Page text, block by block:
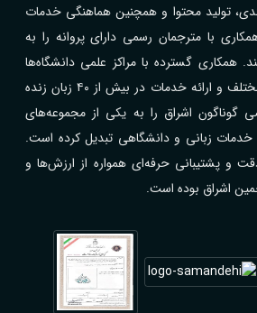
تولید محتوا و همچنین هماهنگی خدمات
با مترجمان رسمی دارای پروانه را به
همکاری گسترده با مراکز علمی دانشگاه‌ها
شرکت‌ها و سازمان‌های مختلف و ارائه خدمات در بیش از ۴۰ زبان زنده
گوناگون اشراق را به یکی از مجموعه‌های
زبانی و دانشگاهی تبدیل کرده است.
و پشتیبانی حرفه‌ای همواره از ارزش‌ها و
اشراق بوده است.